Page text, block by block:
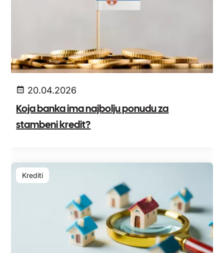
20.04.2026
Koja banka ima najbolju ponudu za
stambeni kredit?
Krediti